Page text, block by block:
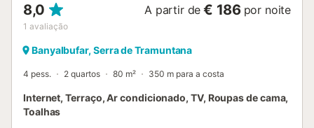
8,0
1 avaliação
A partir de € 186 por noite
Banyalbufar, Serra de Tramuntana
4 pess. 2 quartos 80 m² 350 m para a costa
Internet, Terraço, Ar condicionado, TV, Roupas de cama,
Toalhas